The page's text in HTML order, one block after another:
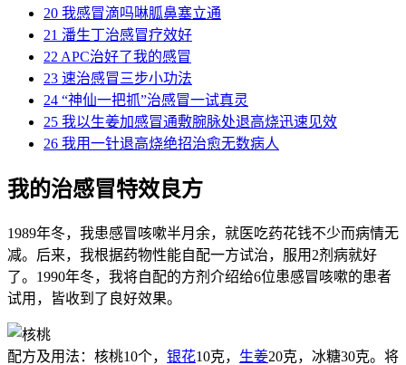
20 我感冒滴吗啉胍鼻塞立通
21 潘生丁治感冒疗效好
22 APC治好了我的感冒
23 速治感冒三步小功法
24 “神仙一把抓”治感冒一试真灵
25 我以生姜加感冒通敷腕脉处退高烧迅速见效
26 我用一针退高烧绝招治愈无数病人
我的治感冒特效良方
1989年冬，我患感冒咳嗽半月余，就医吃药花钱不少而病情无
减。后来，我根据药物性能自配一方试治，服用2剂病就好
了。1990年冬，我将自配的方剂介绍给6位患感冒咳嗽的患者
试用，皆收到了良好效果。
配方及用法：核桃10个， 银花10克， 生姜20克，冰糖30克。将